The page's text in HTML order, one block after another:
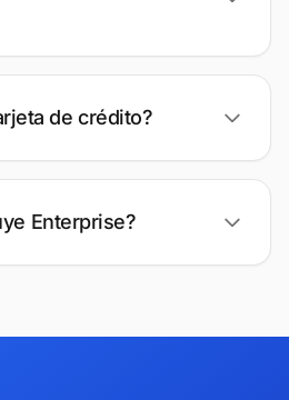
de crédito?
Enterprise?